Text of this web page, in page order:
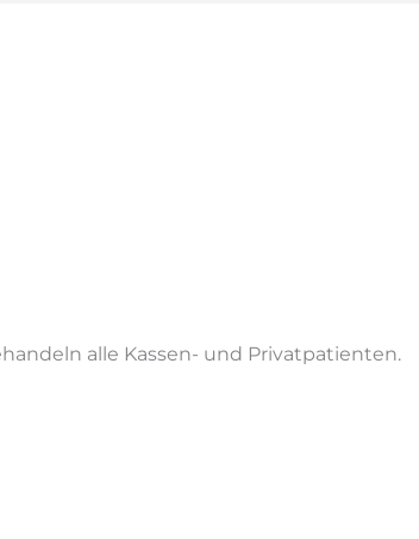
alle Kassen- und Privatpatienten.